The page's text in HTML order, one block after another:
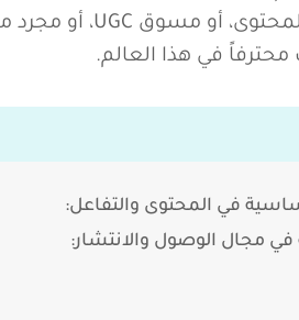
علىالسوشيال ميديا
لغة السوشيال ميديا هو الخطوة
في هذا العالم.